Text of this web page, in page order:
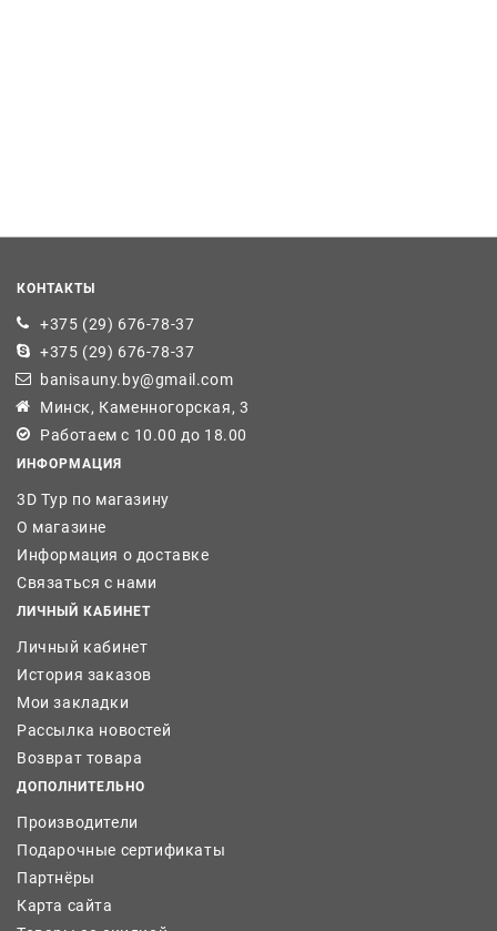
КОНТАКТЫ
+375 (29) 676-78-37
+375 (29) 676-78-37
banisauny.by@gmail.com
Минск, Каменногорская, 3
Работаем с 10.00 до 18.00
ИНФОРМАЦИЯ
3D Тур по магазину
О магазине
Информация о доставке
Связаться с нами
ЛИЧНЫЙ КАБИНЕТ
Личный кабинет
История заказов
Мои закладки
Рассылка новостей
Возврат товара
ДОПОЛНИТЕЛЬНО
Производители
Подарочные сертификаты
Партнёры
Карта сайта